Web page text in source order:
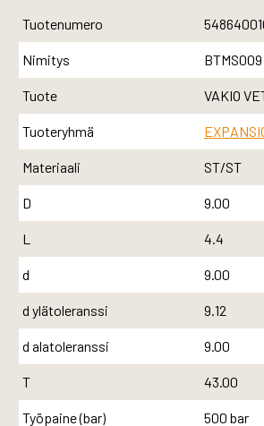
Tuotenumero
Nimitys
Tuote VAKIO
Tuoteryhmä
Materiaali ST/ST
D 9.00
L 4.4
d 9.00
d ylätoleranssi 9.12
d alatoleranssi 9.00
T 43.00
Työpaine (bar) 500 bar